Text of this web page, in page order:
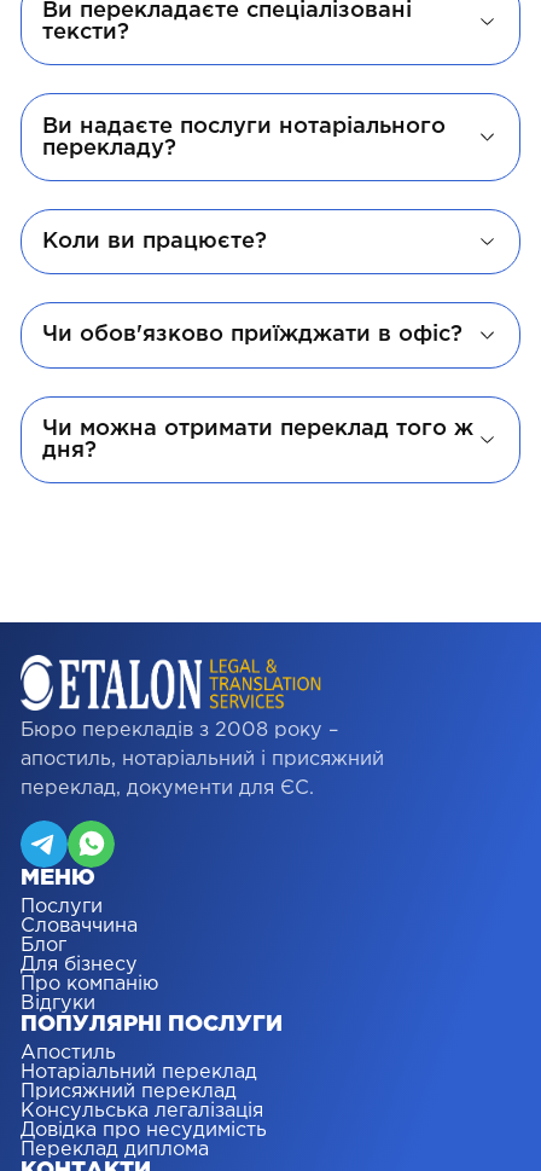
Ви перекладаєте спеціалізовані
тексти?
Ви надаєте послуги нотаріального
перекладу?
Коли ви працюєте?
Чи обов'язково приїжджати в офіс?
Чи можна отримати переклад того ж
дня?
Бюро перекладів з 2008 року –
апостиль, нотаріальний і присяжний
переклад, документи для ЄС.
МЕНЮ
Послуги
Словаччина
Блог
Для бізнесу
Про компанію
Відгуки
ПОПУЛЯРНІ ПОСЛУГИ
Апостиль
Нотаріальний переклад
Присяжний переклад
Консульська легалізація
Довідка про несудимість
Переклад диплома